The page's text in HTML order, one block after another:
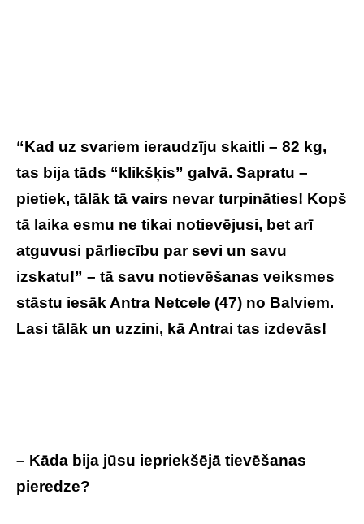
“Kad uz svariem ieraudzīju skaitli – 82 kg,
tas bija tāds “klikšķis” galvā. Sapratu –
pietiek, tālāk tā vairs nevar turpināties! Kopš
tā laika esmu ne tikai notievējusi, bet arī
atguvusi pārliecību par sevi un savu
izskatu!” – tā savu notievēšanas veiksmes
stāstu iesāk Antra Netcele (47) no Balviem.
Lasi tālāk un uzzini, kā Antrai tas izdevās!
– Kāda bija jūsu iepriekšējā tievēšanas
pieredze?